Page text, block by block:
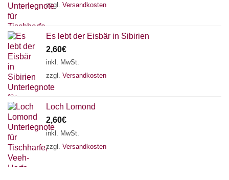
zzgl. Versandkosten
Es lebt der Eisbär in Sibirien
2,60€
inkl. MwSt.
zzgl. Versandkosten
Loch Lomond
2,60€
inkl. MwSt.
zzgl. Versandkosten